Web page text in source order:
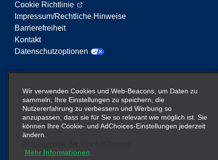
Cookie Richtlinie
Impressum/Rechtliche Hinweise
Barrierefreiheit
Kontakt
Datenschutzoptionen
Mobilitätsservices. Der Begriff „Enterprise Mobility“
auf dieser Website verweist auf bestimmte
Unternehmenseinheiten und/oder die Marke
Enterprise Mobility, wobei Informationen zu vielen
Unternehmen übermittelt werden. Diese Verweise
vermitteln oder ersetzen. Weitere Informationen
Wir verwenden Cookies und Web-Beacons, um Daten zu
sammeln, Ihre Einstellungen zu speichern, die
Nutzererfahrung zu verbessern und Werbung so
anzupassen, dass sie für Sie so relevant wie möglich ist. Sie
können Ihre Cookie- und AdChoices-Einstellungen jederzeit
ändern.
Mehr Informationen